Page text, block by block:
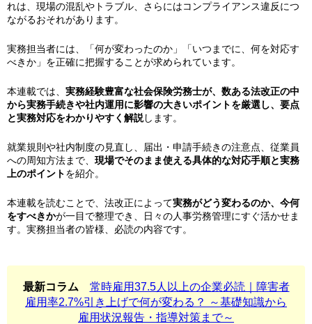
れは、現場の混乱やトラブル、さらにはコンプライアンス違反につ
ながるおそれがあります。
実務担当者には、「何が変わったのか」「いつまでに、何を対応す
べきか」を正確に把握することが求められています。
本連載では、 実務経験豊富な社会保険労務士が、数ある法改正の中
から実務手続きや社内運用に影響の大きいポイントを厳選し、要点
と実務対応をわかりやすく解説します。
就業規則や社内制度の見直し、届出・申請手続きの注意点、従業員
への周知方法まで、 現場でそのまま使える具体的な対応手順と実務
上のポイントを紹介。
本連載を読むことで、法改正によって実務がどう変わるのか、今何
をすべきかが一目で整理でき、日々の人事労務管理にすぐ活かせま
す。実務担当者の皆様、必読の内容です。
最新コラム
常時雇用37.5人以上の企業必読｜障害者
雇用率2.7%引き上げで何が変わる？ ～基礎知識から
雇用状況報告・指導対策まで～